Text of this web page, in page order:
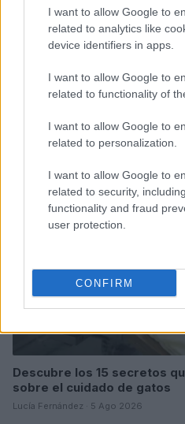
I want to allow Google to
related to analytics like
device identifiers in apps.
I want to allow Google to
related to functionality of
I want to allow Google to
related to personalization.
I want to allow Google to
related to security,
functionality and fraud
user protection.
CONFIRM
Guía completa para viajar
transporte hasta la
Descubre los 15 secretos
sobre el cuidado de gatos
Lucía Fernández · 5 Ago 2026